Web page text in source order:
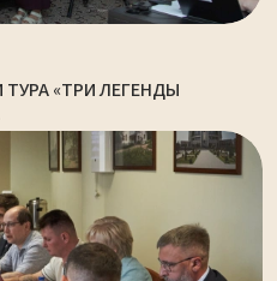
«ТРИ ЛЕГЕНДЫ